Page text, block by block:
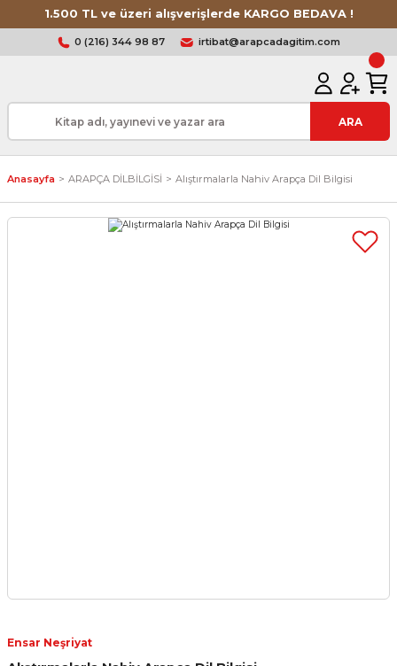
1.500 TL ve üzeri alışverişlerde KARGO BEDAVA !
0 (216) 344 98 87 irtibat@arapcadagitim.com
ARA
Anasayfa ARAPÇA DİLBİLGİSİ Alıştırmalarla Nahiv Arapça Dil Bilgisi
Ensar Neşriyat